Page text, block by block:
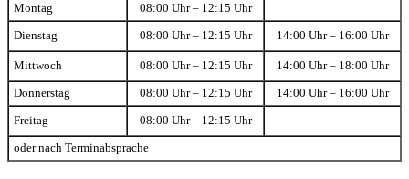
Montag 08:00 Uhr – 12:15 Uhr
Dienstag 08:00 Uhr – 12:15 Uhr 14:00 Uhr – 16:00 Uhr
Mittwoch 08:00 Uhr – 12:15 Uhr 14:00 Uhr – 18:00 Uhr
Donnerstag 08:00 Uhr – 12:15 Uhr 14:00 Uhr – 16:00 Uhr
Freitag 08:00 Uhr – 12:15 Uhr
oder nach Terminabsprache